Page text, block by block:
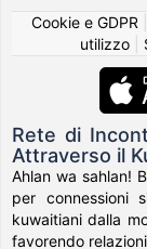
Cookie e GDPR
utilizzo|
Rete di
Attraverso il
Ahlan wa sahlan!
per connessioni
kuwaitiani dalla
favorendo